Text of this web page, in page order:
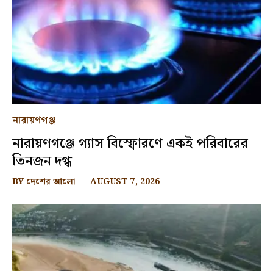
নারায়ণগঞ্জ
নারায়ণগঞ্জে গ্যাস বিস্ফোরণে একই পরিবারের
তিনজন দগ্ধ
BY দেশের আলো AUGUST 7, 2026